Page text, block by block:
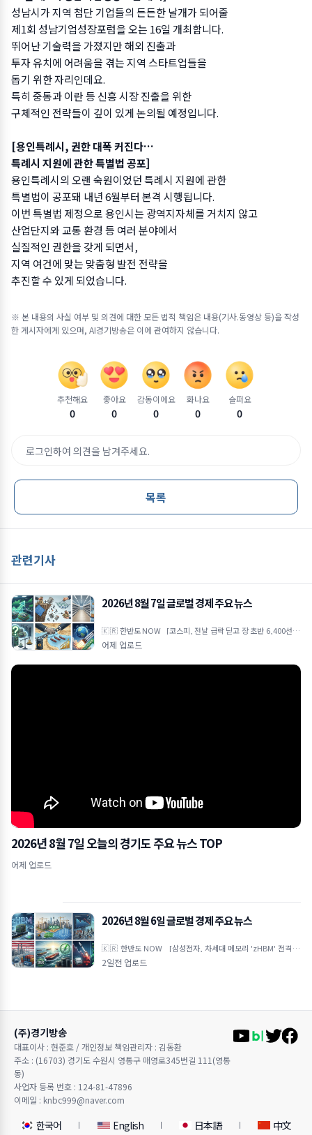
성남시가 지역 첨단 기업들의 든든한 날개가 되어줄
제1회 성남기업성장포럼을 오는 16일 개최합니다.
뛰어난 기술력을 가졌지만 해외 진출과
투자 유치에 어려움을 겪는 지역 스타트업들을
돕기 위한 자리인데요.
특히 중동과 이란 등 신흥 시장 진출을 위한
구체적인 전략들이 깊이 있게 논의될 예정입니다.
[용인특례시, 권한 대폭 커진다…
특례시 지원에 관한 특별법 공포]
용인특례시의 오랜 숙원이었던 특례시 지원에 관한
특별법이 공포돼 내년 6월부터 본격 시행됩니다.
이번 특별법 제정으로 용인시는 광역지자체를 거치지 않고
산업단지와 교통 환경 등 여러 분야에서
실질적인 권한을 갖게 되면서,
지역 여건에 맞는 맞춤형 발전 전략을
추진할 수 있게 되었습니다.
※ 본 내용의 사실 여부 및 의견에 대한 모든 법적 책임은 내용(기사.동영상 등)을 작성
한 게시자에게 있으며, AI경기방송은 이에 관여하지 않습니다.
추천해요
0
좋아요
0
감동이에요
0
화나요
0
슬퍼요
0
로그인하여 의견을 남겨주세요.
목록
관련기사
2026년 8월 7일 글로벌 경제 주요 뉴스
🇰🇷 한반도 NOW [코스피, 전날 급락 딛고 장 초반 6,400선 반
등… 외국인 순매수세 속 반도체주 주도] 전일 미국 기술주 약세 및
어제 업로드
2026년 8월 7일 오늘의 경기도 주요 뉴스 TOP
어제 업로드
2026년 8월 6일 글로벌 경제 주요 뉴스
🇰🇷 한반도 NOW [삼성전자, 차세대 메모리 'zHBM' 전격 공
개… GPU 적층으로 AI 반도체 한계 극복 선언] 삼성전자가 그래픽
2일전 업로드
(주)경기방송
대표이사 : 현준호 / 개인정보 책임관리자 : 김동환
주소 : (16703) 경기도 수원시 영통구 매영로345번길 111(영통
동)
사업자 등록 번호 : 124-81-47896
이메일 : knbc999@naver.com
한국어 English 日本語 中文